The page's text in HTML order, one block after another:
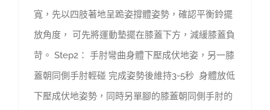
寬，先以四肢著地呈跪姿撐體姿勢，確認平衡鈴擺
放角度， 可先將運動墊擺在膝蓋下方，減緩膝蓋負
苛。 Step2： 手肘彎曲身體下壓成伏地姿，另一膝
蓋朝同側手肘輕碰 完成姿勢後維持3-5秒 身體放低
下壓成伏地姿勢，同時另單腳的膝蓋朝同側手肘的